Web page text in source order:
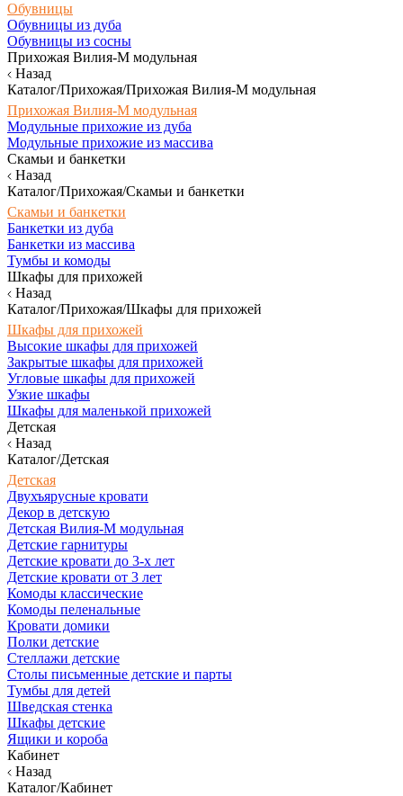
Обувницы
Обувницы из дуба
Обувницы из сосны
Прихожая Вилия-М модульная
Назад
Каталог/Прихожая/Прихожая Вилия-М модульная
Прихожая Вилия-М модульная
Модульные прихожие из дуба
Модульные прихожие из массива
Скамьи и банкетки
Назад
Каталог/Прихожая/Скамьи и банкетки
Скамьи и банкетки
Банкетки из дуба
Банкетки из массива
Тумбы и комоды
Шкафы для прихожей
Назад
Каталог/Прихожая/Шкафы для прихожей
Шкафы для прихожей
Высокие шкафы для прихожей
Закрытые шкафы для прихожей
Угловые шкафы для прихожей
Узкие шкафы
Шкафы для маленькой прихожей
Детская
Назад
Каталог/Детская
Детская
Двухъярусные кровати
Декор в детскую
Детская Вилия-М модульная
Детские гарнитуры
Детские кровати до 3-х лет
Детские кровати от 3 лет
Комоды классические
Комоды пеленальные
Кровати домики
Полки детские
Стеллажи детские
Столы письменные детские и парты
Тумбы для детей
Шведская стенка
Шкафы детские
Ящики и короба
Кабинет
Назад
Каталог/Кабинет